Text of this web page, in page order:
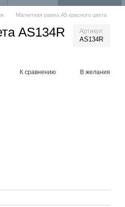
Магнитная рамка А5 красного цвета
AS134R Артикул
AS134R
К сравнению В желания